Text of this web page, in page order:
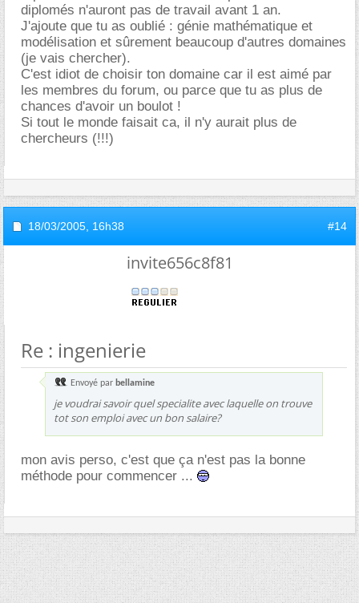
diplomés n'auront pas de travail avant 1 an.
J'ajoute que tu as oublié : génie mathématique et
modélisation et sûrement beaucoup d'autres domaines
(je vais chercher).
C'est idiot de choisir ton domaine car il est aimé par
les membres du forum, ou parce que tu as plus de
chances d'avoir un boulot !
Si tout le monde faisait ca, il n'y aurait plus de
chercheurs (!!!)
18/03/2005, 16h38 #14
invite656c8f81
Re : ingenierie
Envoyé par bellamine
je voudrai savoir quel specialite avec laquelle on trouve
tot son emploi avec un bon salaire?
mon avis perso, c'est que ça n'est pas la bonne
méthode pour commencer ...